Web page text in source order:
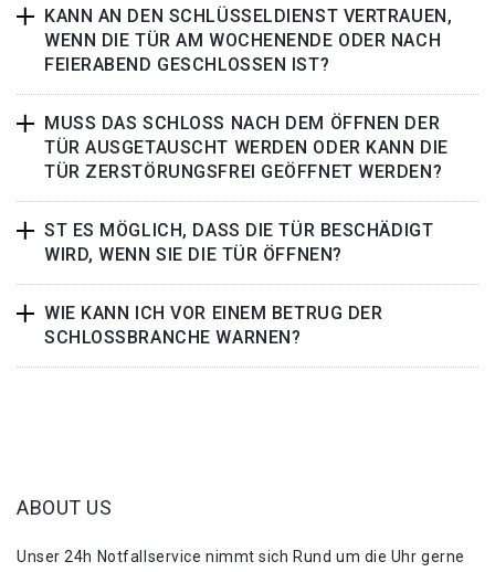
KANN AN DEN SCHLÜSSELDIENST VERTRAUEN,
WENN DIE TÜR AM WOCHENENDE ODER NACH
FEIERABEND GESCHLOSSEN IST?
MUSS DAS SCHLOSS NACH DEM ÖFFNEN DER
TÜR AUSGETAUSCHT WERDEN ODER KANN DIE
TÜR ZERSTÖRUNGSFREI GEÖFFNET WERDEN?
ST ES MÖGLICH, DASS DIE TÜR BESCHÄDIGT
WIRD, WENN SIE DIE TÜR ÖFFNEN?
WIE KANN ICH VOR EINEM BETRUG DER
SCHLOSSBRANCHE WARNEN?
ABOUT US
Unser 24h Notfallservice nimmt sich Rund um die Uhr gerne